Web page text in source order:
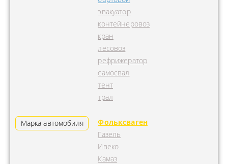
эвакуатор
контейнеровоз
кран
лесовоз
рефрижератор
самосвал
тент
трал
Марка автомобиля
Фольксваген
Газель
Ивеко
Камаз